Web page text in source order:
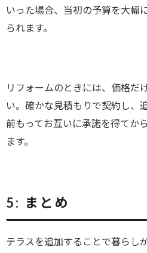
いった場合、当初の予算を大幅
られます。
リフォームのときには、価格だ
い。確かな見積もりで契約し、
前もってお互いに承諾を得てか
ます。
5: まとめ
テラスを追加することで暮らし